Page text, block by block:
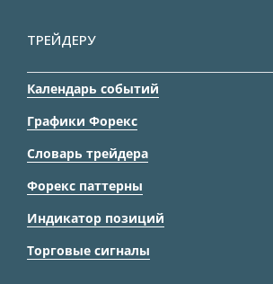
ТРЕЙДЕРУ
Календарь событий
Графики Форекс
Словарь трейдера
Форекс паттерны
Индикатор позиций
Торговые сигналы